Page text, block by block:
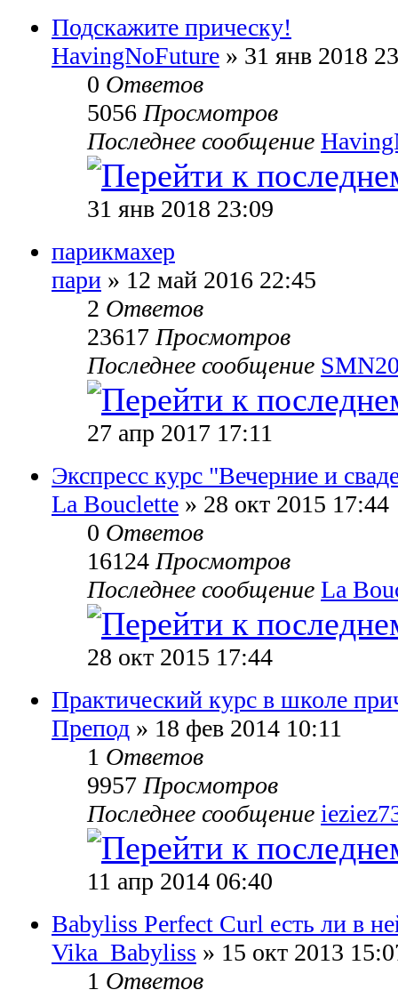
Подскажите прическу!
HavingNoFuture » 31 янв 2018
0 Ответов
5056Просмотров
Последнее сообщение
31 янв 2018 23:09
парикмахер
пари » 12 май 2016 22:45
2 Ответов
23617Просмотров
Последнее сообщение
27 апр 2017 17:11
Экспресс курс "Вечерние и
La Bouclette » 28 окт 2015 17:44
0 Ответов
16124Просмотров
Последнее сообщение La
28 окт 2015 17:44
Практический курс в школе
Препод » 18 фев 2014 10:11
1 Ответов
9957Просмотров
Последнее сообщение
11 апр 2014 06:40
Babyliss Perfect Curl есть ли в
Vika_Babyliss » 15 окт 2013
1 Ответов